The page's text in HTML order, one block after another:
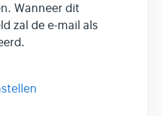
Wanneer dit
zal de e-mail als